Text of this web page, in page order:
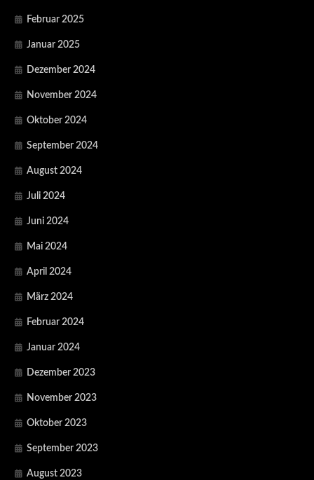
Februar 2025
Januar 2025
Dezember 2024
November 2024
Oktober 2024
September 2024
August 2024
Juli 2024
Juni 2024
Mai 2024
April 2024
März 2024
Februar 2024
Januar 2024
Dezember 2023
November 2023
Oktober 2023
September 2023
August 2023